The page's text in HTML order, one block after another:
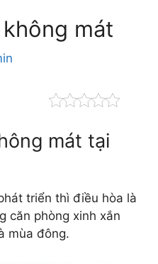
mát
mát tại
triển thì điều hòa là
căn phòng xinh xắn
mùa đông.